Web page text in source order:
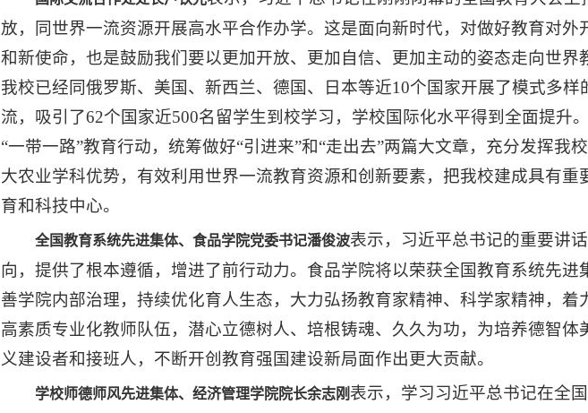
放，同世界一流资源开展高水平合作办学。这是面向新时代，对做好教育对外
和新使命，也是鼓励我们要以更加开放、更加自信、更加主动的姿态走向世界
我校已经同俄罗斯、美国、新西兰、德国、日本等近10个国家开展了模式多样
流，吸引了62个国家近500名留学生到校学习，学校国际化水平得到全面提升
“一带一路”教育行动，统筹做好“引进来”和“走出去”两篇大文章，充分发挥我
大农业学科优势，有效利用世界一流教育资源和创新要素，把我校建成具有重
育和科技中心。
全国教育系统先进集体、食品学院党委书记潘俊波表示，习近平总书记的重要讲
向，提供了根本遵循，增进了前行动力。食品学院将以荣获全国教育系统先进
善学院内部治理，持续优化育人生态，大力弘扬教育家精神、科学家精神，着
高素质专业化教师队伍，潜心立德树人、培根铸魂、久久为功，为培养德智体
义建设者和接班人，不断开创教育强国建设新局面作出更大贡献。
学校师德师风先进集体、经济管理学院院长余志刚 表示，学习习近平总书记在全